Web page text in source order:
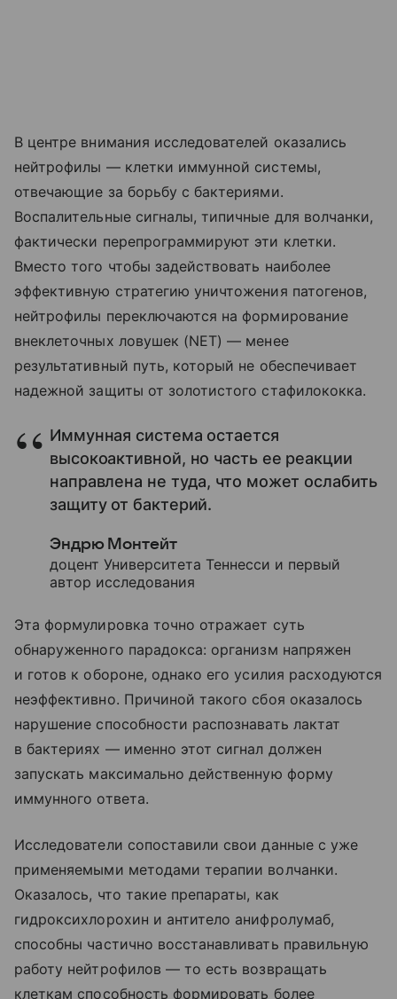
В центре внимания исследователей оказались
нейтрофилы — клетки иммунной системы,
отвечающие за борьбу с бактериями.
Воспалительные сигналы, типичные для волчанки,
фактически перепрограммируют эти клетки.
Вместо того чтобы задействовать наиболее
эффективную стратегию уничтожения патогенов,
нейтрофилы переключаются на формирование
внеклеточных ловушек (NET) — менее
результативный путь, который не обеспечивает
надежной защиты от золотистого стафилококка.
Иммунная система остается
высокоактивной, но часть ее реакции
направлена не туда, что может ослабить
защиту от бактерий.
Эндрю Монтейт
доцент Университета Теннесси и первый
автор исследования
Эта формулировка точно отражает суть
обнаруженного парадокса: организм напряжен
и готов к обороне, однако его усилия расходуются
неэффективно. Причиной такого сбоя оказалось
нарушение способности распознавать лактат
в бактериях — именно этот сигнал должен
запускать максимально действенную форму
иммунного ответа.
Исследователи сопоставили свои данные с уже
применяемыми методами терапии волчанки.
Оказалось, что такие препараты, как
гидроксихлорохин и антитело анифролумаб,
способны частично восстанавливать правильную
работу нейтрофилов — то есть возвращать
клеткам способность формировать более